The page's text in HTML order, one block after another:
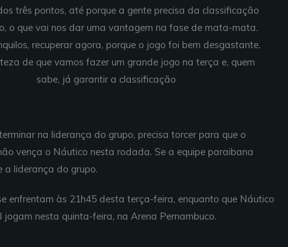
três pontos, até porque a gente precisa da classificação
o que vai nos dar uma vantagem na fase de mata-mata.
recuperar agora, porque o jogo foi bem desgastante.
de que vamos fazer um grande jogo na terça e, quem
sabe, já garantir a classificação
na liderança do grupo, precisa torcer para que o
vença o Náutico nesta rodada. Se a equipe paraibana
a liderança do grupo.
enfrentam às 21h45 desta terça-feira, enquanto que Náutico
nesta quinta-feira, na Arena Pernambuco.